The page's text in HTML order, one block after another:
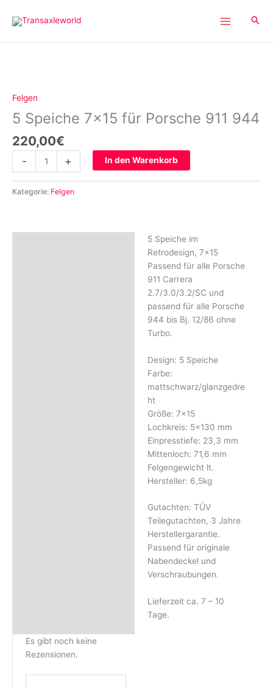
Inhalt
Felgen
5 Speiche 7×15 für Porsche 911 944
220,00€
-
für
Porsche
944
+ In den Warenkorb
Kategorie: Felgen
5 Speiche im
Retrodesign, 7×15
Passend für alle Porsche
911 Carrera
2.7/3.0/3.2/SC und
passend für alle Porsche
944 bis Bj. 12/86 ohne
Turbo.
Design: 5 Speiche
Farbe:
mattschwarz/glanzgedre
ht
Größe: 7×15
Lochkreis: 5×130 mm
Einpresstiefe: 23,3 mm
Mittenloch: 71,6 mm
Felgengewicht lt.
Hersteller: 6,5kg
Gutachten: TÜV
Teilegutachten, 3 Jahre
Herstellergarantie.
Passend für originale
Nabendeckel und
Verschraubungen.
Lieferzeit ca. 7 – 10
Tage.
Es gibt noch keine
Rezensionen.